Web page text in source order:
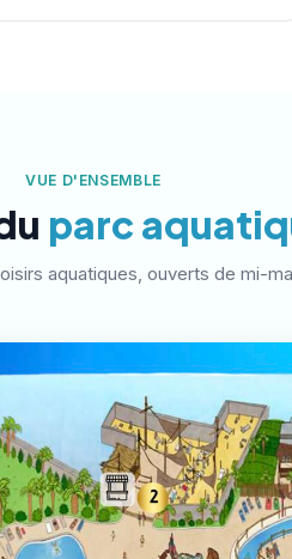
VUE D'ENSEMBLE
parc
aquatiques, ouverts de mi-